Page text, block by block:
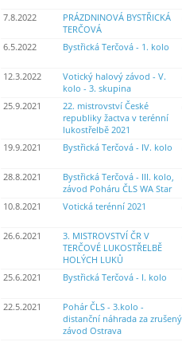
7.8.2022
PRÁZDNINOVÁ BYSTŘICKÁ
TERČOVÁ
6.5.2022 Bystřická Terčová - 1. kolo
12.3.2022
Votický halový závod - V.
kolo - 3. skupina
25.9.2021
22. mistrovství České
republiky žactva v terénní
lukostřelbě 2021
19.9.2021 Bystřická Terčová - IV. kolo
28.8.2021
Bystřická Terčová - III. kolo,
závod Poháru ČLS WA Star
10.8.2021 Votická terénní 2021
26.6.2021
3. MISTROVSTVÍ ČR V
TERČOVÉ LUKOSTŘELBĚ
HOLÝCH LUKŮ
25.6.2021 Bystřická Terčová - I. kolo
22.5.2021
Pohár ČLS - 3.kolo -
distanční náhrada za zrušený
závod Ostrava